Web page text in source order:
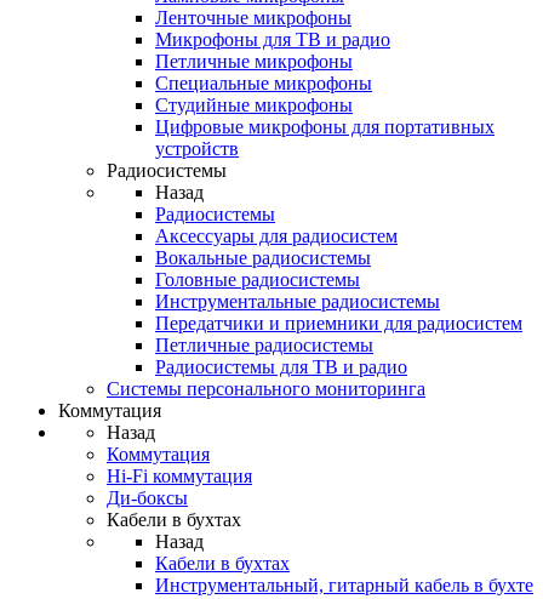
Ленточные микрофоны
Микрофоны для ТВ и радио
Петличные микрофоны
Специальные микрофоны
Студийные микрофоны
Цифровые микрофоны для портативных
устройств
Радиосистемы
Назад
Радиосистемы
Аксессуары для радиосистем
Вокальные радиосистемы
Головные радиосистемы
Инструментальные радиосистемы
Передатчики и приемники для радиосистем
Петличные радиосистемы
Радиосистемы для ТВ и радио
Системы персонального мониторинга
Коммутация
Назад
Коммутация
Hi-Fi коммутация
Ди-боксы
Кабели в бухтах
Назад
Кабели в бухтах
Инструментальный, гитарный кабель в бухте